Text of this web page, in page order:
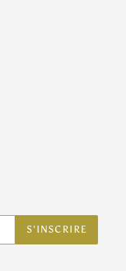
S'INSCRIRE